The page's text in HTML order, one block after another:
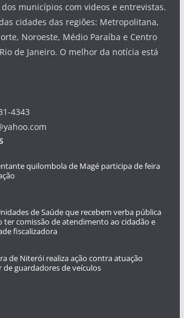
municípios com videos e entrevistas.
cidades das regiões: Metropolitana,
Noroeste, Médio Paraíba e Centro
de Janeiro. O melhor da notícia está
4343
quilombola de Magé participa de feira
de Saúde que recebem verba pública
ter comissão de atendimento ao cidadão e
fiscalizadora
de Niterói realiza ação contra atuação
de guardadores de veículos